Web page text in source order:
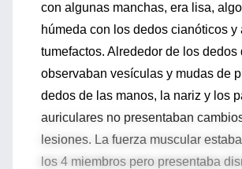
con algunas manchas, era lisa,
húmeda con los dedos cianóticos y
tumefactos. Alrededor de los dedos
observaban vesículas y mudas de
dedos de las manos, la nariz y los
auriculares no presentaban
lesiones. La fuerza muscular
los 4 miembros pero presentaba